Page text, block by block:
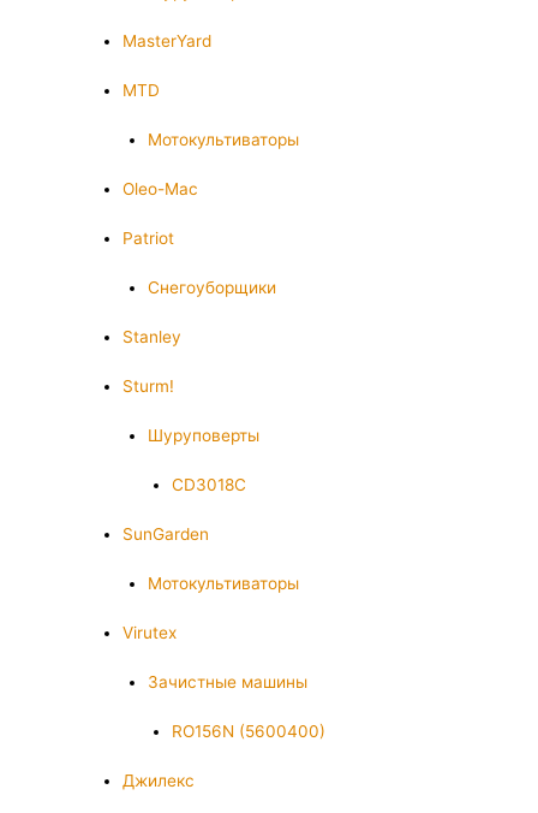
MasterYard
MTD
Мотокультиваторы
Oleo-Mac
Patriot
Снегоуборщики
Stanley
Sturm!
Шуруповерты
CD3018C
SunGarden
Мотокультиваторы
Virutex
Зачистные машины
RO156N (5600400)
Джилекс